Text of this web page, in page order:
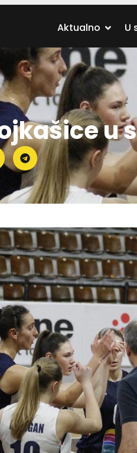
Aktualno U
u